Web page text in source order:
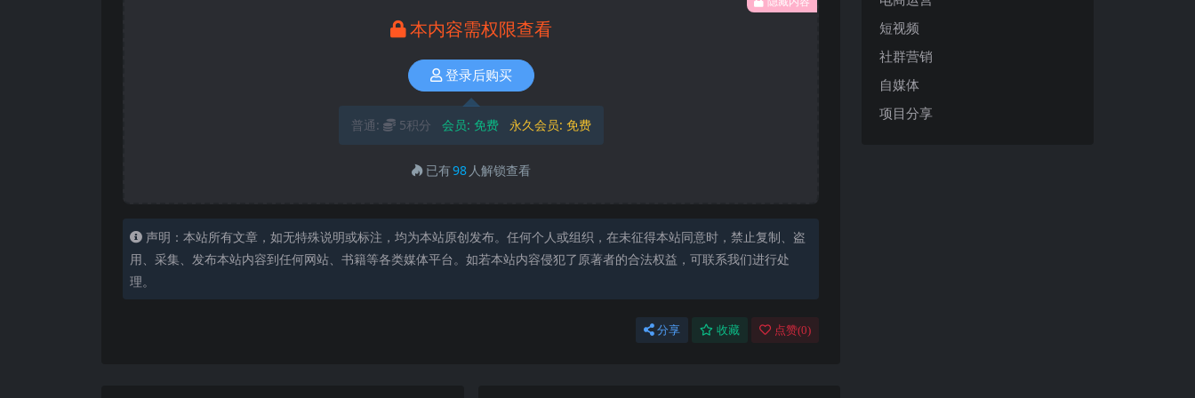
本内容需权限查看
登录后购买
普通: 5积分 会员: 免费 永久会员: 免费
已有98 人解锁查看
声明：本站所有文章，如无特殊说明或标注，均为本站原创发布。任何个人或组织，在未征得本站同意时，禁止复制、盗
用、采集、发布本站内容到任何网站、书籍等各类媒体平台。如若本站内容侵犯了原著者的合法权益，可联系我们进行处
理。
分享 收藏 点赞(0)
短视频
社群营销
自媒体
项目分享